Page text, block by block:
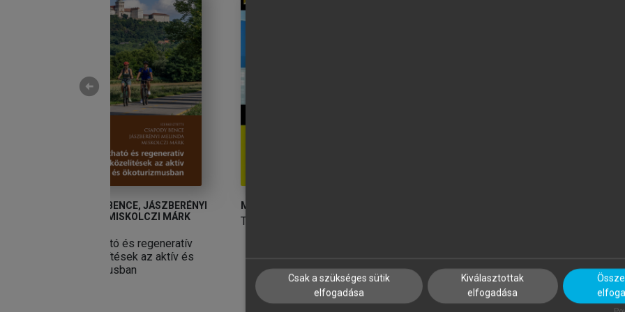
MICHALKÓ GÁBOR
Turizmológia
arrow_circle_left
Csak a szükséges sütik
elfogadása
Kiválasztottak
elfogadása